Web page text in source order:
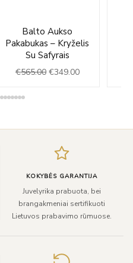
Balto Aukso
Pakabukas – Kryželis
Su Safyrais
€565.00
price
was:
€565.00.
€349.00
is:
KOKYBĖS GARANTIJA
Juvelyrika prabuota, bei
brangakmeniai sertifikuoti
Lietuvos prabavimo rūmuose.